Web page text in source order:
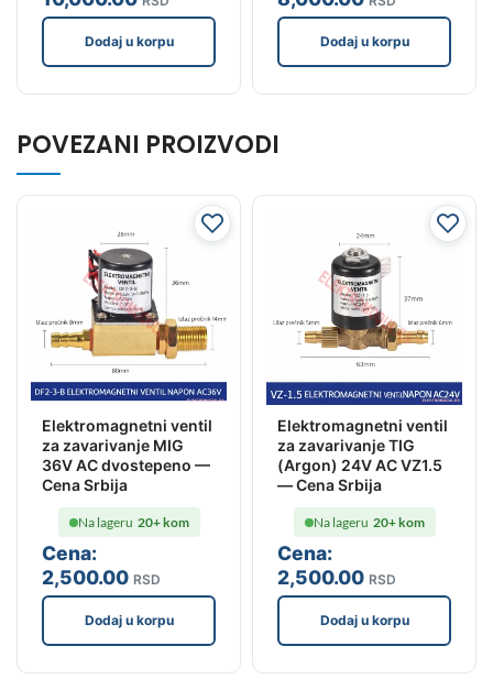
Dodaj u korpu Dodaj u korpu
POVEZANI PROIZVODI
Elektromagnetni ventil
za zavarivanje MIG
36V AC dvostepeno —
Cena Srbija
Cena:
2,500.00 RSD
Na lageru 20+ kom
Dodaj u korpu
Elektromagnetni ventil
za zavarivanje TIG
(Argon) 24V AC VZ1.5
— Cena Srbija
Cena:
2,500.00 RSD
Na lageru 20+ kom
Dodaj u korpu